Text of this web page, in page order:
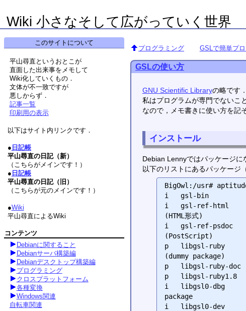
Wiki 小さなそして広がっていく世界
プログラミング GSLで簡単プ
GSLの使い方
GNU Scientific Libraryの略です
私はプログラムが専門でないこ
なので，メモ書きに使い方を記
インストール
Debian Lennyではパッケージに
以下のリストにあるパッケージ
BigOwl:/usr#
i   gsl-bin
i   gsl-ref-html
(HTML形式)
i   gsl-ref-psdoc
(PostScript)
p   libgsl-ruby
(dummy package)
p   libgsl-ruby-
p   libgsl-
i   libgsl0-dbg
package
i   libgsl0-dev
このサイトについて
平山尋直というおとこが
直面した出来事をメモして
Wiki化していくもの．
文体が不一致ですが
悪しからず．
記事一覧
印刷用の表示
以下はサイト内リンクです．
● 日記帳
平山尋直の日記（新）
（こちらがメインです！）
● 日記帳
平山尋直の日記（旧）
（こちらが元のメインです！）
●Wiki
平山尋直によるWiki
コンテンツ
Debianに関すること
Debianサーバ構築編
Debianデスクトップ構築編
プログラミング
クロスプラットフォーム
各種変換
Windows関連
自転車関連